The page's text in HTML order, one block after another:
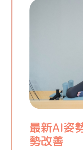
最新AI姿
勢改善